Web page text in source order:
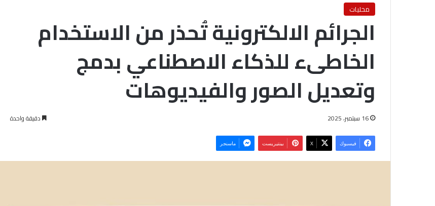
محليات
الجرائم الالكترونية تُحذر من الاستخدام
الخاطىء للذكاء الاصطناعي بدمج
وتعديل الصور والفيديوهات
16 سبتمبر، 2025 دقيقة واحدة
فيسبوك ‫X بينتيريست ماسنجر